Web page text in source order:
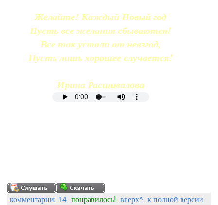
Желайте! Каждый Новый год
Пусть все желания сбываются!
Все так устали от невзгод,
Пусть лишь хорошее случается!
Ирина Расшивалова
комментарии: 14 понравилось! вверх^ к полной версии